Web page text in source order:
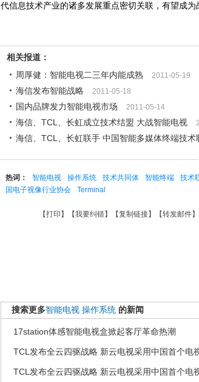
代信息技术产业的诸多发展重点密切关联，有望成
相关报道：
周厚健：智能电视二三年内能成熟
2011-05-19
海信发布智能战略 2011-05-18
国内品牌发力智能电视市场 2011-05-14
海信、TCL、长虹成立技术结盟 大战智能电视
海信、TCL、长虹联手 中国智能多媒体终端技术
热词： 智能电视 操作系统 技术共同体 智能终端 技术
国电子视像行业协会
Terminal
【打印 】【我要纠错】【复制链接】【转发邮件
搜索更多智能电视 操作系统 的新闻
17station体感智能电视盒掀起客厅革命热潮
TCL发布全云四驱战略 新云电视采用中国首个电
TCL发布全云四驱战略 新云电视采用中国首个电